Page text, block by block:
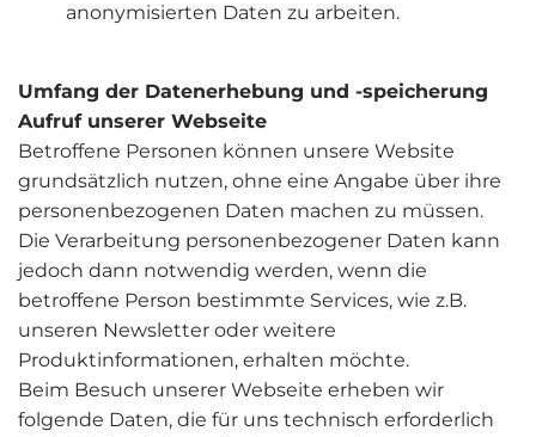
anonymisierten Daten zu arbeiten.
Umfang der Datenerhebung und -speicherung
Aufruf unserer Webseite
Betroffene Personen können unsere Website
grundsätzlich nutzen, ohne eine Angabe über ihre
personenbezogenen Daten machen zu müssen.
Die Verarbeitung personenbezogener Daten kann
jedoch dann notwendig werden, wenn die
betroffene Person bestimmte Services, wie z.B.
unseren Newsletter oder weitere
Produktinformationen, erhalten möchte.
Beim Besuch unserer Webseite erheben wir
folgende Daten, die für uns technisch erforderlich